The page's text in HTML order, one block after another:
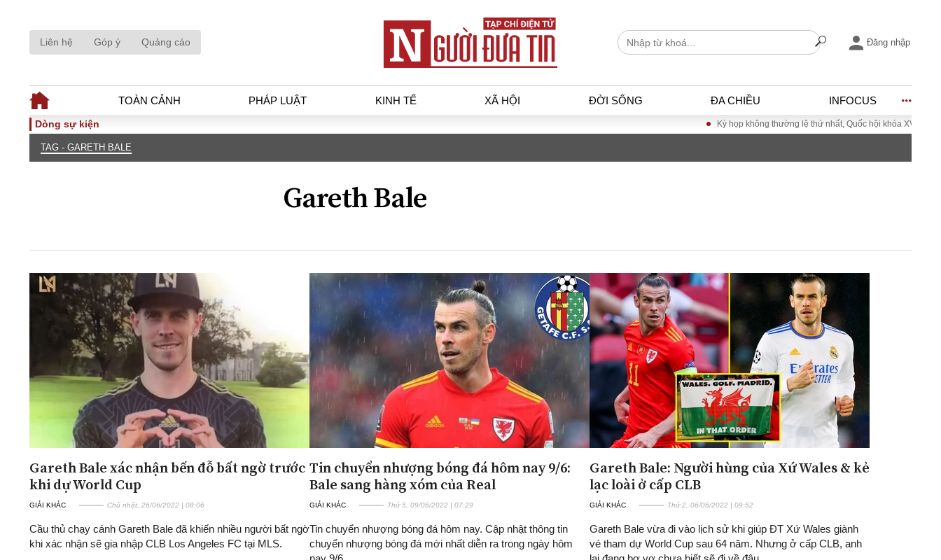
Liên hệ Góp ý Quảng cáo Đăng nhập
TOÀN CẢNH PHÁP LUẬT KINH TẾ XÃ HỘI ĐỜI SỐNG ĐA CHIỀU INFOCUS
TOÀN CẢNH
Thế giới
Góc nhìn luật gia
An ninh - Hình sự
Tài chính - Ngân hàng
Xu hướng thị trường
Tiêu dùng và dư luận
Công nghệ
Giao thông – Đô thị
ĐA CHIỀU
Quan điểm
Xi nhan Trái Phải
Bạn đọc viết
INFOCUS
Đăng ký tin tức mới
Dòng sự kiện Kỳ họp không thường lệ thứ nhất, Quốc hội khóa XVI Đưa Nghị
TAG - GARETH BALE
Gareth Bale
Gareth Bale xác nhận bến đỗ bất ngờ trước
khi dự World Cup
GIẢI KHÁC Chủ nhật, 26/06/2022 | 08:06
Cầu thủ chạy cánh Gareth Bale đã khiến nhiều người bất ngờ
khi xác nhận sẽ gia nhập CLB Los Angeles FC tại MLS.
Tin chuyển nhượng bóng đá hôm nay 9/6:
Bale sang hàng xóm của Real
GIẢI KHÁC Thứ 5, 09/06/2022 | 07:29
Tin chuyển nhượng bóng đá hôm nay. Cập nhật thông tin
chuyển nhượng bóng đá mới nhất diễn ra trong ngày hôm
Gareth Bale: Người hùng của Xứ Wales & kẻ
lạc loài ở cấp CLB
GIẢI KHÁC Thứ 2, 06/06/2022 | 09:52
Gareth Bale vừa đi vào lịch sử khi giúp ĐT Xứ Wales giành
vé tham dự World Cup sau 64 năm. Nhưng ở cấp CLB, anh